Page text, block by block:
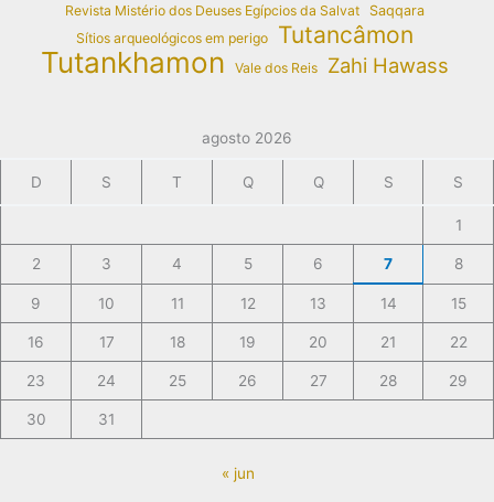
Revista Mistério dos Deuses Egípcios da Salvat
Saqqara
Sítios arqueológicos em perigo
Tutancâmon
Tutankhamon Vale dos Reis Zahi Hawass
agosto 2026
D S T Q Q S S
1
2 3 4 5 6 7 8
9 10 11 12 13 14 15
16 17 18 19 20 21 22
23 24 25 26 27 28 29
30 31
« jun